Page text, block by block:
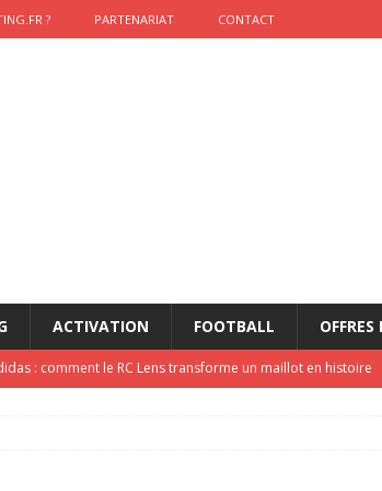
? PARTENARIAT CONTACT
ACTIVATION FOOTBALL OFFRES
: comment le RC Lens transforme un maillot en histoire
de Zinedine Zidane par adidas est de retour à